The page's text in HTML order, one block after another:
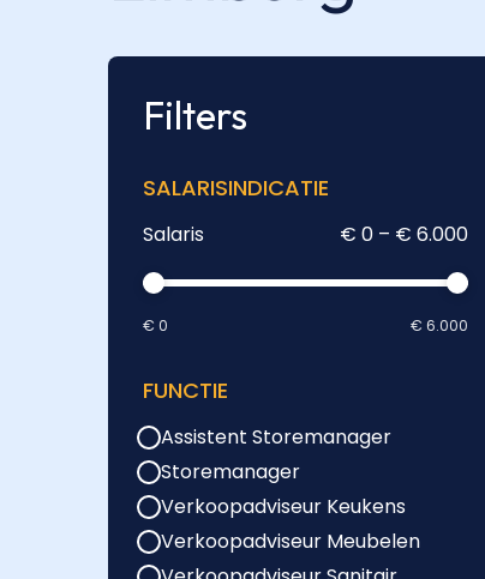
Filters
SALARISINDICATIE
Salaris € 0 – € 6.000
€ 0 € 6.000
FUNCTIE
Assistent Storemanager
Storemanager
Verkoopadviseur Keukens
Verkoopadviseur Meubelen